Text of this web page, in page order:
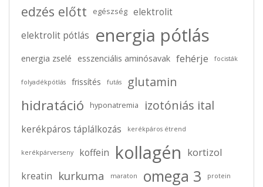
edzés előtt egészség elektrolit
elektrolit pótlás energia pótlás
energia zselé esszenciális aminósavak fehérje focisták
folyadékpótlás frissítés futás glutamin
hidratáció hyponatremia izotóniás ital
kerékpáros táplálkozás kerékpáros étrend
kerékpárverseny koffein kollagén kortizol
kreatin kurkuma maraton omega 3 protein